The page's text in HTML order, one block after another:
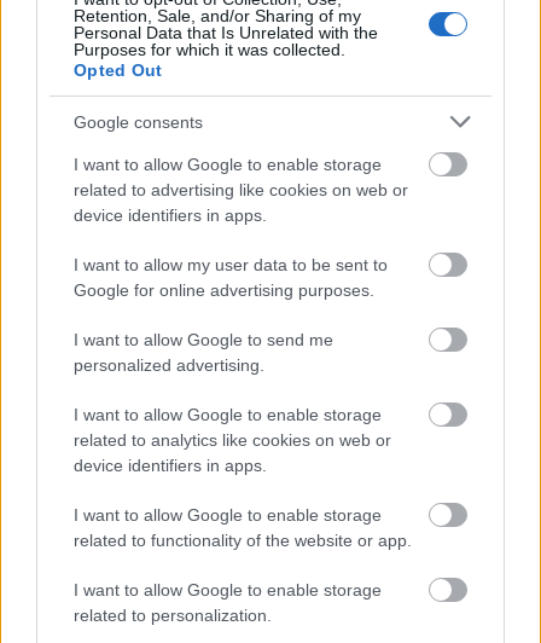
Retention, Sale, and/or Sharing of my
Personal Data that Is Unrelated with the
Purposes for which it was collected.
Opted Out
Google consents
I want to allow Google to enable storage
related to advertising like cookies on web or
device identifiers in apps.
I want to allow my user data to be sent to
Google for online advertising purposes.
I want to allow Google to send me
personalized advertising.
I want to allow Google to enable storage
related to analytics like cookies on web or
device identifiers in apps.
I want to allow Google to enable storage
related to functionality of the website or app.
I want to allow Google to enable storage
related to personalization.
Κοινωνία
03 Αυγ 2026 13:59
Δολοφονία 59χρονου στην Αργολίδα:
Ομολόγησαν οι δράστες
Κοινωνία
Φωτιά στη Βοιωτία: Συνελήφθη ο δήμαρχος
03 Αυγ 2026 11:59
τα δικαιούνται
Κοινωνία